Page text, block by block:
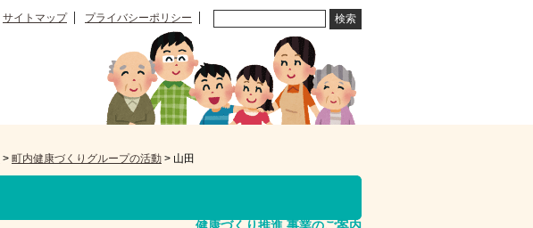
サイトマップ プライバシーポリシー
> 町内健康づくりグループの活動 > 山田